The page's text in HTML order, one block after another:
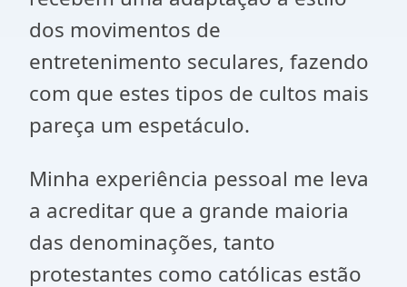
dos movimentos de
entretenimento seculares, fazendo
com que estes tipos de cultos mais
pareça um espetáculo.
Minha experiência pessoal me leva
a acreditar que a grande maioria
das denominações, tanto
protestantes como católicas estão